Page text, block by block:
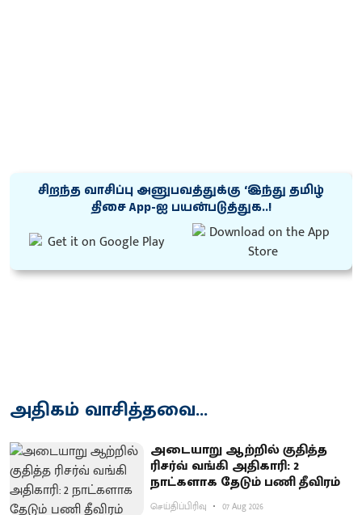
சிறந்த வாசிப்பு அனுபவத்துக்கு ‘இந்து தமிழ்
திசை App-ஐ பயன்படுத்துக..!
அதிகம் வாசித்தவை...
அடையாறு ஆற்றில் குதித்த
ரிசர்வ் வங்கி அதிகாரி: 2
நாட்களாக தேடும் பணி தீவிரம்
செய்திப்பிரிவு 07 Aug 2026